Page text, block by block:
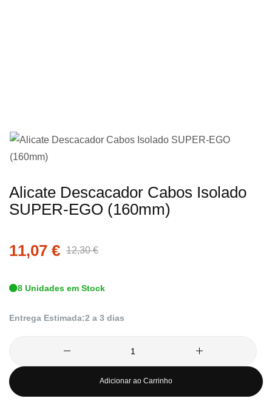
para
o
da
Alicate Descacador Cabos Isolado
SUPER-EGO (160mm)
11,07 € 12,30 €
8 Unidades em Stock
Entrega Estimada:2 a 3 dias
Adicionar ao Carrinho